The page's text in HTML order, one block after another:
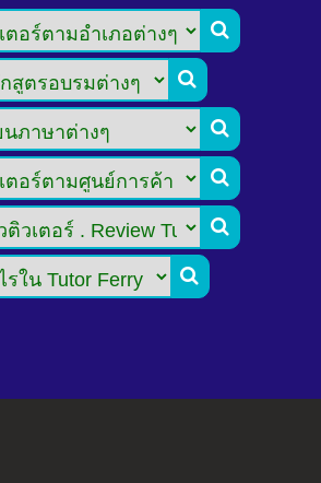





